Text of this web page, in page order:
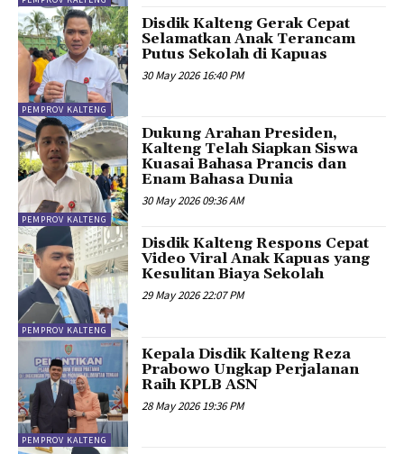
PEMPROV KALTENG
Disdik Kalteng Gerak Cepat
Selamatkan Anak Terancam
Putus Sekolah di Kapuas
30 May 2026 16:40 PM
PEMPROV KALTENG
Dukung Arahan Presiden,
Kalteng Telah Siapkan Siswa
Kuasai Bahasa Prancis dan
Enam Bahasa Dunia
30 May 2026 09:36 AM
PEMPROV KALTENG
Disdik Kalteng Respons Cepat
Video Viral Anak Kapuas yang
Kesulitan Biaya Sekolah
29 May 2026 22:07 PM
PEMPROV KALTENG
‎Kepala Disdik Kalteng Reza
Prabowo Ungkap Perjalanan
Raih KPLB ASN
28 May 2026 19:36 PM